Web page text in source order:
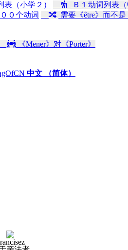
表（小学２） Ｂ１动词列表（
０个动词
需要《être》而不
《Mener》对《Porter》
中文 （简体）